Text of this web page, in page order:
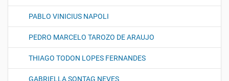
PABLO VINICIUS NAPOLI
PEDRO MARCELO TAROZO DE ARAUJO
THIAGO TODON LOPES FERNANDES
GABRIELLA SONTAG NEVES